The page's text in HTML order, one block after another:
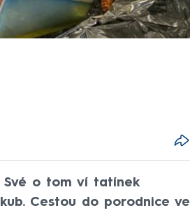
Své o tom ví tatínek
Cestou do porodnice ve